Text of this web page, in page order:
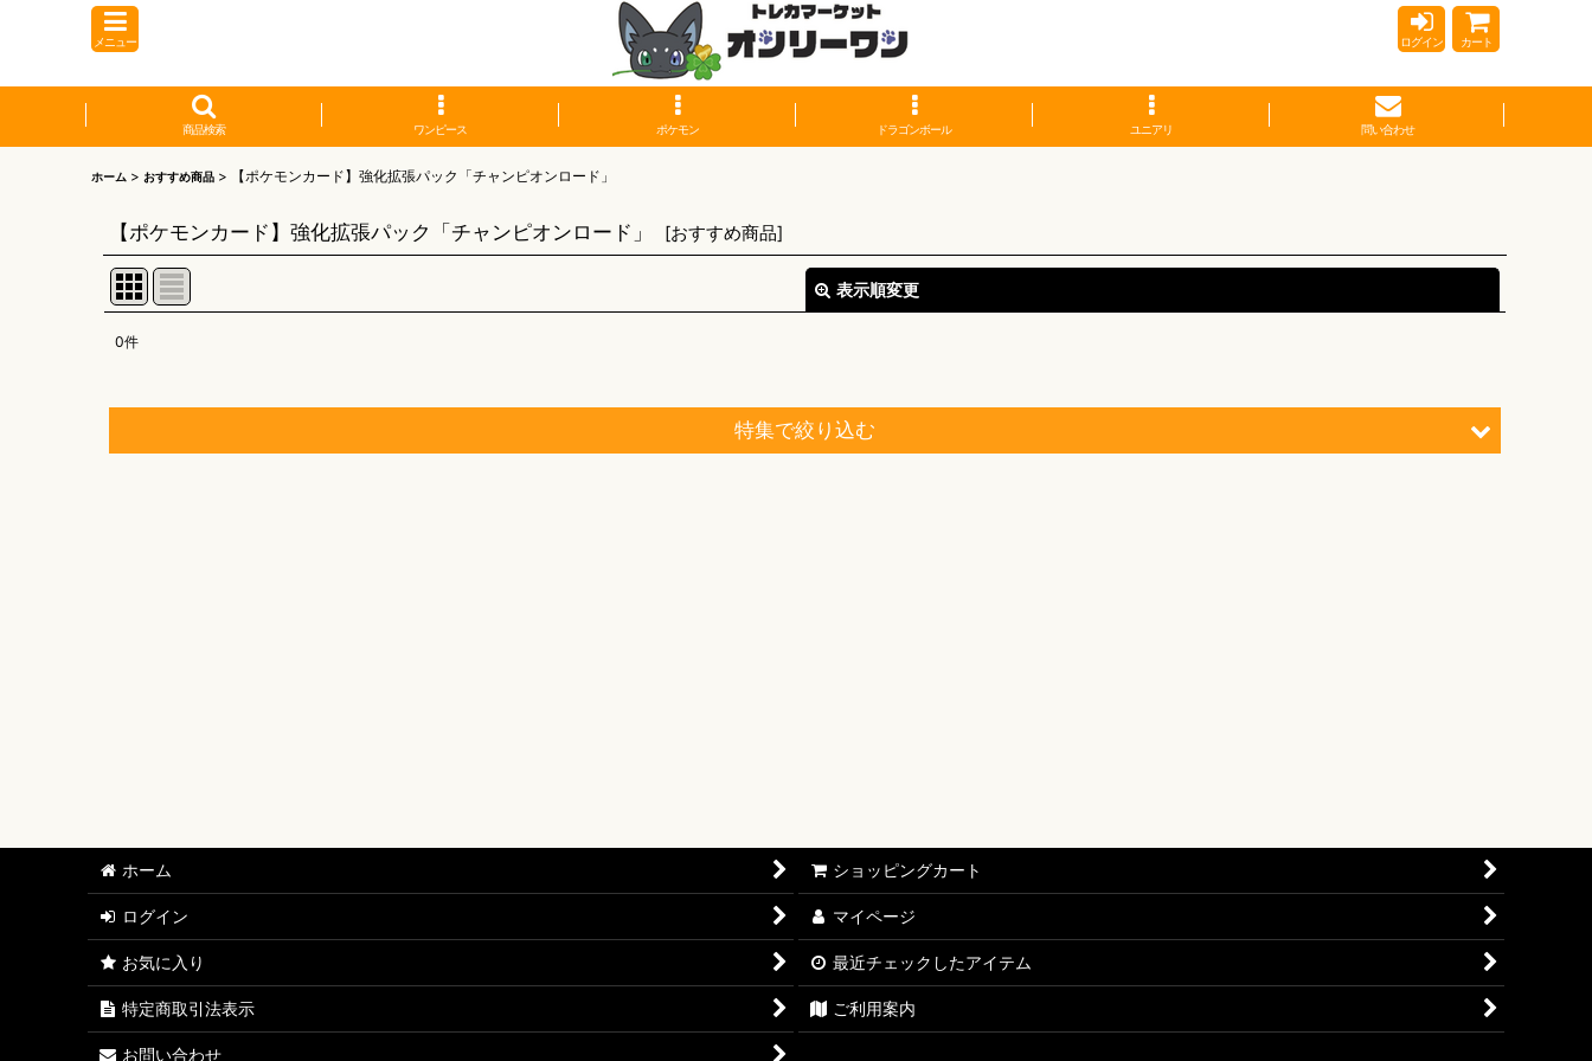
メニュー ログイン カート
商品検索 ワンピース ポケモン ドラゴンボール ユニアリ 問い合わせ
ホーム > おすすめ商品 > 【ポケモンカード】強化拡張パック「チャンピオンロード」
【ポケモンカード】強化拡張パック「チャンピオンロード」 [おすすめ商品]
表示順変更
0件
特集で絞り込む
【ワンピースカード】エクストラブースター ONE PIECE Heroines Edition【EB-03】
【ワンピースカード】ブースターパック 受け継がれる意志【OP-13】
【ワンピースカード】プレミアムブースター ONE PIECE CARD THE BEST vol.2【PRB-02】
【ワンピースカード】ブースターパック 師弟の絆【OP-12】
【ワンピースカード】ブースターパック 神速の拳【OP-11】
ホーム ショッピングカート
ログイン マイページ
お気に入り 最近チェックしたアイテム
特定商取引法表示 ご利用案内
お問い合わせ